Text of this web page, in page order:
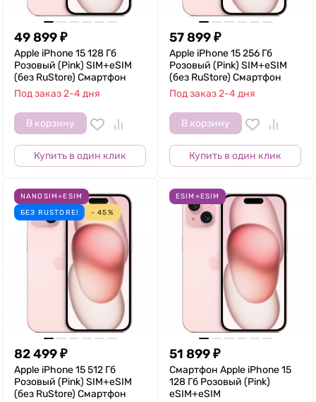
49 899₽
Apple iPhone 15 128 Гб
Розовый (Pink) SIM+eSIM
(без RuStore) Смартфон
Под заказ 2-4 дня
В корзину
Купить в один клик
57 899₽
Apple iPhone 15 256 Гб
Розовый (Pink) SIM+eSIM
(без RuStore) Смартфон
Под заказ 2-4 дня
В корзину
Купить в один клик
NANOSIM+ESIM
БЕЗ RUSTORE!
- 45%
82 499₽
Apple iPhone 15 512 Гб
Розовый (Pink) SIM+eSIM
(без RuStore) Смартфон
ESIM+ESIM
51 899₽
Смартфон Apple iPhone 15
128 Гб Розовый (Pink)
eSIM+eSIM